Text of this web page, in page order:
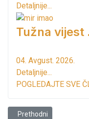
Detaljnije...
Tužna vijest
04. Avgust. 2026.
Detaljnije...
POGLEDAJTE SVE
Prethodni članak:
Prethodni